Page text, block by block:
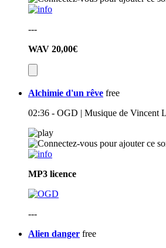
---
WAV 20,00€
Alchimie d'un rêve free
02:36 - OGD | Musique de Vincent
MP3 licence
---
Alien danger free